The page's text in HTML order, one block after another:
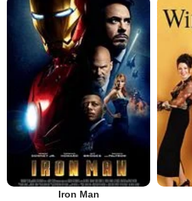
Iron Man